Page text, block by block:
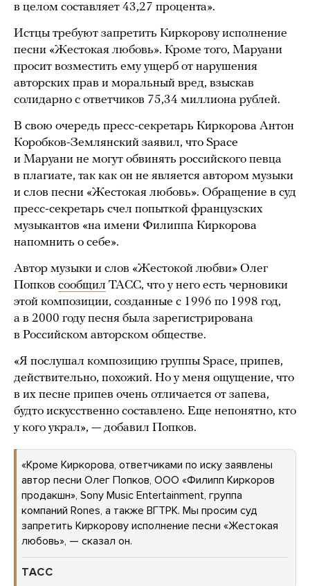
в целом составляет 43,27 процента».
Истцы требуют запретить Киркорову исполнение
песни «Жестокая любовь». Кроме того, Маруани
просит возместить ему ущерб от нарушения
авторских прав и моральный вред, взыскав
солидарно с ответчиков 75,34 миллиона рублей.
В свою очередь пресс-секретарь Киркорова Антон
Коробков-Землянский заявил, что Space
и Маруани не могут обвинять российского певца
в плагиате, так как он не является автором музыки
и слов песни «Жестокая любовь». Обращение в суд
пресс-секретарь счел попыткой французских
музыкантов «на имени Филиппа Киркорова
напомнить о себе».
Автор музыки и слов «Жестокой любви» Олег
Попков сообщил ТАСС, что у него есть черновики
этой композиции, созданные с 1996 по 1998 год,
а в 2000 году песня была зарегистрирована
в Российском авторском обществе.
«Я послушал композицию группы Space, припев,
действительно, похожий. Но у меня ощущение, что
в их песне припев очень отличается от запева,
будто искусственно составлено. Еще непонятно, кто
у кого украл», — добавил Попков.
«Кроме Киркорова, ответчиками по иску заявлены
автор песни Олег Попков, ООО «Филипп Киркоров
продакшн», Sony Music Entertainment, группа
компаний Rones, а также ВГТРК. Мы просим суд
запретить Киркорову исполнение песни «Жестокая
любовь», — сказал он.
ТАСС